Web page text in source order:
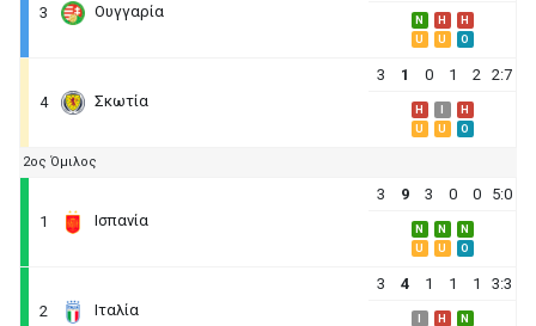
3 Ουγγαρία N H
H
U
U O
4 Σκωτία
3 1 0 1 2 2:7
H
H
U
U O
2ος Όμιλος
1 Ισπανία
3 9 3 0 0 5:0
N N
N
U
U O
2 Ιταλία
3 4 1 1 1 3:3
H
N